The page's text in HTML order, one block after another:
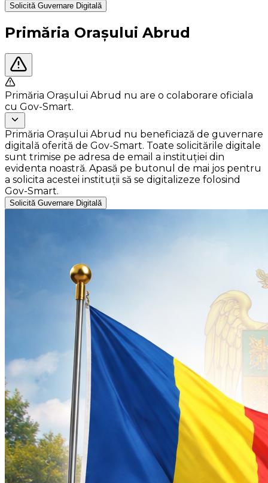
Solicită Guvernare Digitală
Primăria Orașului Abrud
Primăria Orașului Abrud nu are o colaborare oficiala
cu Gov-Smart.
Primăria Orașului Abrud nu beneficiază de guvernare
digitală oferită de Gov-Smart. Toate solicitările digitale
sunt trimise pe adresa de email a instituției din
evidenta noastră. Apasă pe butonul de mai jos pentru
a solicita acestei instituții să se digitalizeze folosind
Gov-Smart.
Solicită Guvernare Digitală